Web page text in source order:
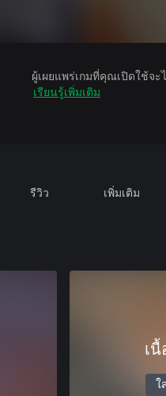
ผู้เผยแพร่เกมที่คุณเปิดใช้จ
เรียนรู้เพิ่มเติม
รีวิว เพิ่มเติม
เ